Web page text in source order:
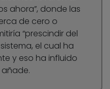
ahora”, donde las
de cero o
“prescindir del
el cual ha
y eso ha influido
añade.